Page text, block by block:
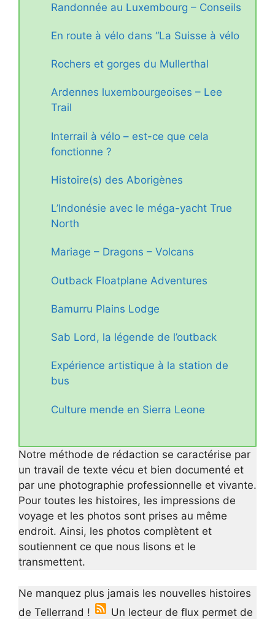
Randonnée au Luxembourg – Conseils
En route à vélo dans “La Suisse à vélo
Rochers et gorges du Mullerthal
Ardennes luxembourgeoises – Lee
Trail
Interrail à vélo – est-ce que cela
fonctionne ?
Histoire(s) des Aborigènes
L’Indonésie avec le méga-yacht True
North
Mariage – Dragons – Volcans
Outback Floatplane Adventures
Bamurru Plains Lodge
Sab Lord, la légende de l’outback
Expérience artistique à la station de
bus
Culture mende en Sierra Leone
Notre méthode de rédaction se caractérise par
un travail de texte vécu et bien documenté et
par une photographie professionnelle et vivante.
Pour toutes les histoires, les impressions de
voyage et les photos sont prises au même
endroit. Ainsi, les photos complètent et
soutiennent ce que nous lisons et le
transmettent.
Ne manquez plus jamais les nouvelles histoires
de Tellerrand !
Un lecteur de flux permet de